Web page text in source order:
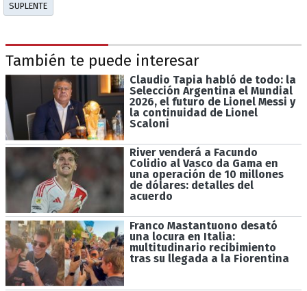
SUPLENTE
También te puede interesar
Claudio Tapia habló de todo: la
Selección Argentina el Mundial
2026, el futuro de Lionel Messi y
la continuidad de Lionel
Scaloni
River venderá a Facundo
Colidio al Vasco da Gama en
una operación de 10 millones
de dólares: detalles del
acuerdo
Franco Mastantuono desató
una locura en Italia:
multitudinario recibimiento
tras su llegada a la Fiorentina